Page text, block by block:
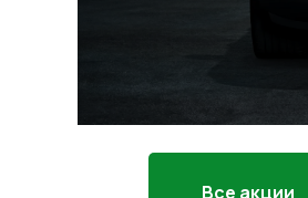
Все акции